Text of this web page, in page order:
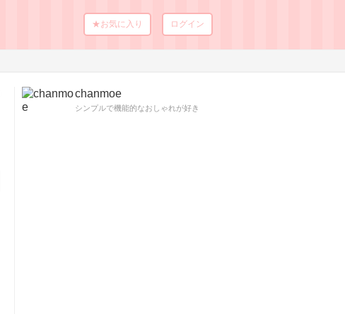
★お気に入り ログイン
chanmoe
シンプルで機能的なおしゃれが好き